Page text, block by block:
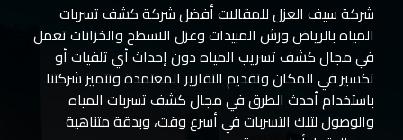
شركة سيف العزل للمقالات أفضل شركة كشف تسربات
المياه بالرياض ورش المبيدات وعزل الاسطح والخزانات تعمل
في مجال كشف تسريب المياه دون إحداث أي تلفيات أو
تكسير في المكان وتقديم التقارير المعتمدة وتتميز شركتنا
باستخدام أحدث الطرق في مجال كشف تسربات المياه
والوصول لتلك التسربات في أسرع وقت، وبدقة متناهية